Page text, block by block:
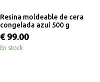
Resina moldeable de cera
congelada azul 500 g
€ 99.00
En stock